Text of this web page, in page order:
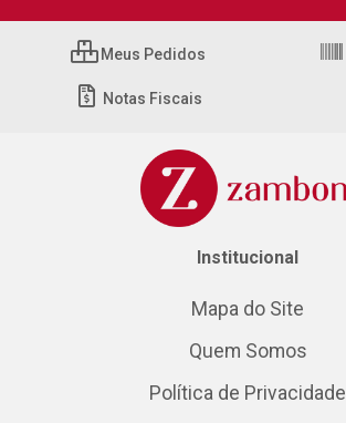
Meus Pedidos
Notas Fiscais
Institucional
Mapa do Site
Quem Somos
Política de Privacidade